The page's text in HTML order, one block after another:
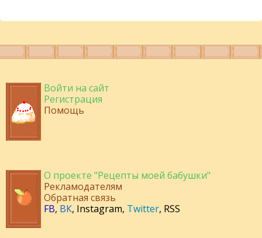
Войти на сайт
Регистрация
Помощь
О проекте "Рецепты моей бабушки"
Рекламодателям
Обратная связь
FB, ВК, Instagram, Twitter, RSS